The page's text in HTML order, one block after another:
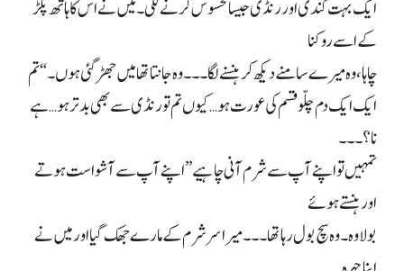
ایک بہت گندی اور رنڈی جیسا محسوس کرنے لگی۔ میں نے اس کا ہاتھ پکڑ
کے اسے روکنا
چاہا، وہ میرے سامنے دیکھ کر ہنسنے لگا۔۔۔ وہ جانتا تھا میں جھڑ گئی ہوں۔ “تم
ایک ایک دم چلّو قسم کی عورت ہو… کیوں تم تو رنڈی سے بھی بدتر ہو… ہے
نا؟۔۔۔
تمہیں تو اپنے آپ سے شرم آنی چاہیے” اپنے آپ سے آشواست ہوتے
اور ہنستے ہوئے
بولا وہ۔ وہ سچ بول رہا تھا۔۔۔ میرا سر شرم کے مارے جھک گیا اور میں نے